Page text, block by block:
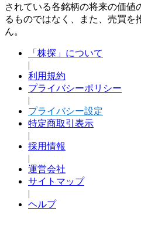
されている各銘柄の将来の価値
るものではなく、また、売買を
ん。
「株探」について
|
利用規約
プライバシーポリシー
|
プライバシー設定
特定商取引表示
|
採用情報
|
運営会社
サイトマップ
|
ヘルプ